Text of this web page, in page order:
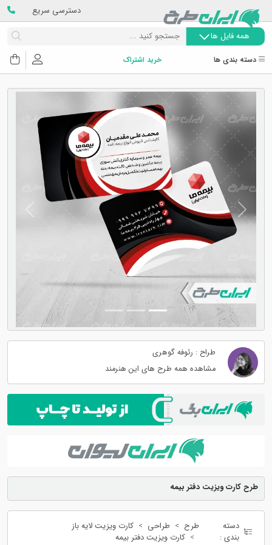
دسترسی سریع
همه فایل ها
دسته بندی ها خرید اشتراک
طرح کارت ویزیت دفتر بیمه
دسته
بندی :
طرح طراحی
کارت ویزیت لایه باز
کارت ویزیت دفتر بیمه
Previous
Next
طراح : رئوفه گوهری
مشاهده همه طرح های این هنرمند